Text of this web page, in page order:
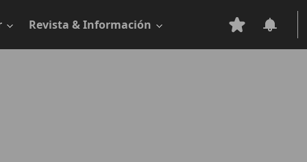
Revista & Información